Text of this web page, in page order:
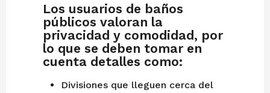
Los usuarios de baños
públicos valoran la
privacidad y comodidad, por
lo que se deben tomar en
cuenta detalles como:
Divisiones que lleguen cerca del